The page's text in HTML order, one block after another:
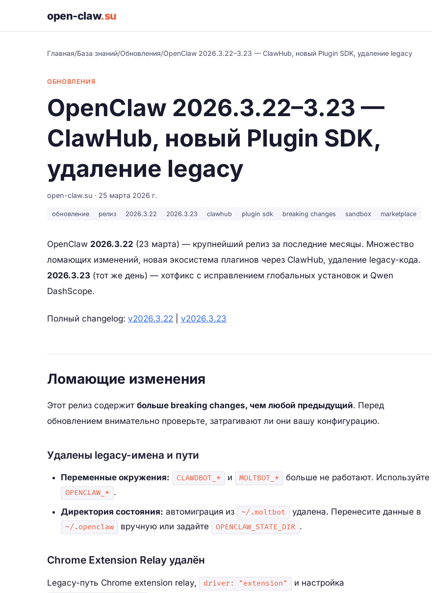
open-claw.su
Главная/База знаний/Обновления/OpenClaw 2026.3.22–3.23 — ClawHub, новый Plugin SDK, удаление legacy
ОБНОВЛЕНИЯ
OpenClaw 2026.3.22–3.23 —
ClawHub, новый Plugin SDK,
удаление legacy
open-claw.su · 25 марта 2026 г.
обновление релиз 2026.3.22 2026.3.23 clawhub plugin sdk breaking changes sandbox marketplace
OpenClaw 2026.3.22 (23 марта) — крупнейший релиз за последние месяцы. Множество
ломающих изменений, новая экосистема плагинов через ClawHub, удаление legacy-кода.
2026.3.23 (тот же день) — хотфикс с исправлением глобальных установок и Qwen
DashScope.
Полный changelog: v2026.3.22 v2026.3.23
Ломающие изменения
Этот релиз содержит больше breaking changes, чем любой предыдущий. Перед
обновлением внимательно проверьте, затрагивают ли они вашу конфигурацию.
Удалены legacy-имена и пути
Переменные окружения: CLAWDBOT_* и MOLTBOT_* больше не работают. Используйте
OPENCLAW_* .
Директория состояния: автомиграция из ~/.moltbot удалена. Перенесите данные в
~/.openclaw вручную или задайте OPENCLAW_STATE_DIR .
Chrome Extension Relay удалён
Legacy-путь Chrome extension relay, driver: "extension" и настройка